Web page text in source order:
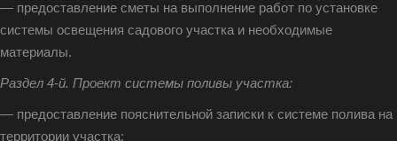
— предоставление сметы на выполнение работ по установке
системы освещения садового участка и необходимые
материалы.
Раздел 4-й. Проект системы поливы участка:
— предоставление пояснительной записки к системе полива на
территории участка;